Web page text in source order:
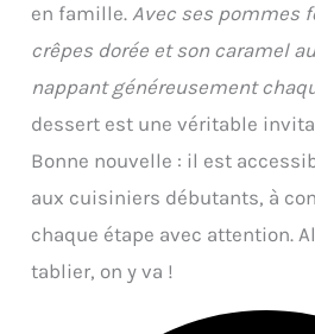
en famille.Avec ses pommes
crêpes dorée et son caramel
nappant généreusement
dessert est une véritable
Bonne nouvelle : il est
aux cuisiniers débutants, à
chaque étape avec attention.
tablier, on y va !